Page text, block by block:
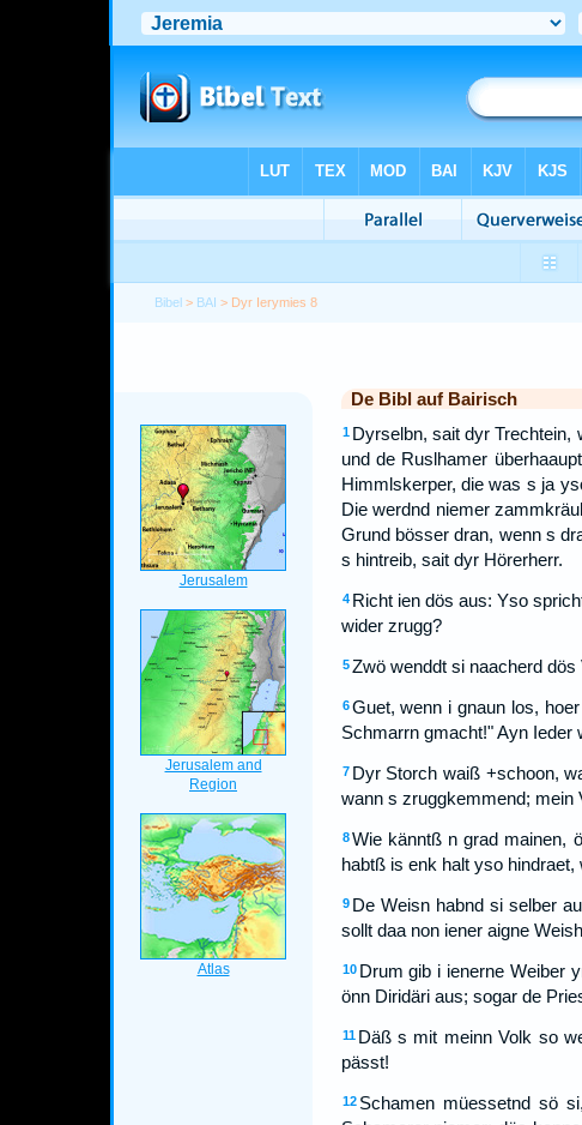
Bibel > BAI > Dyr Ierymies 8
De Bibl auf Bairisch
1 Dyrselbn, sait dyr Trechtein,
und de Ruslhamer
Himmlskerper, die was s ja
Die werdnd niemer
Grund bösser dran, wenn s
s hintreib, sait dyr Hörerherr.
4 Richt ien dös aus: Yso
wider zrugg?
5 Zwö wenddt si naacherd
6 Guet, wenn i gnaun los,
Schmarrn gmacht!" Ayn Ieder
7 Dyr Storch waiß +schoon,
wann s zruggkemmend; mein
8 Wie känntß n grad mainen,
habtß is enk halt yso
9 De Weisn habnd si selber
sollt daa non iener aigne
10 Drum gib i ienerne Weiber
önn Diridäri aus; sogar de
11 Däß s mit meinn Volk so
pässt!
12 Schamen müessetnd sö